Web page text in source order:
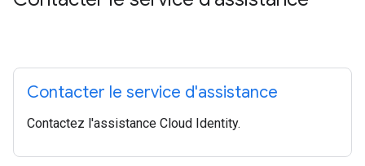
Contacter le service d'assistance
Contactez l'assistance Cloud Identity.